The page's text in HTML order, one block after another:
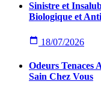
Sinistre et
Biologique et
18/07/2026
Odeurs Tenaces
Sain Chez Vous